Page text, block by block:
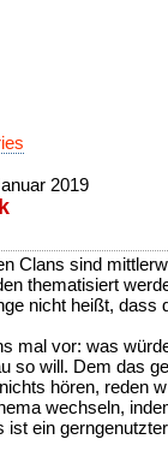
2019
Clans sind
thematisiert
nicht heißt, dass
mal vor: was
so will. Dem das
hören, reden
wechseln,
ist ein